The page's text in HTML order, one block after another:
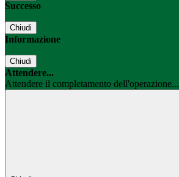
Successo
Chiudi
Informazione
Chiudi
Attendere...
Attendere il completamento dell'operazione...